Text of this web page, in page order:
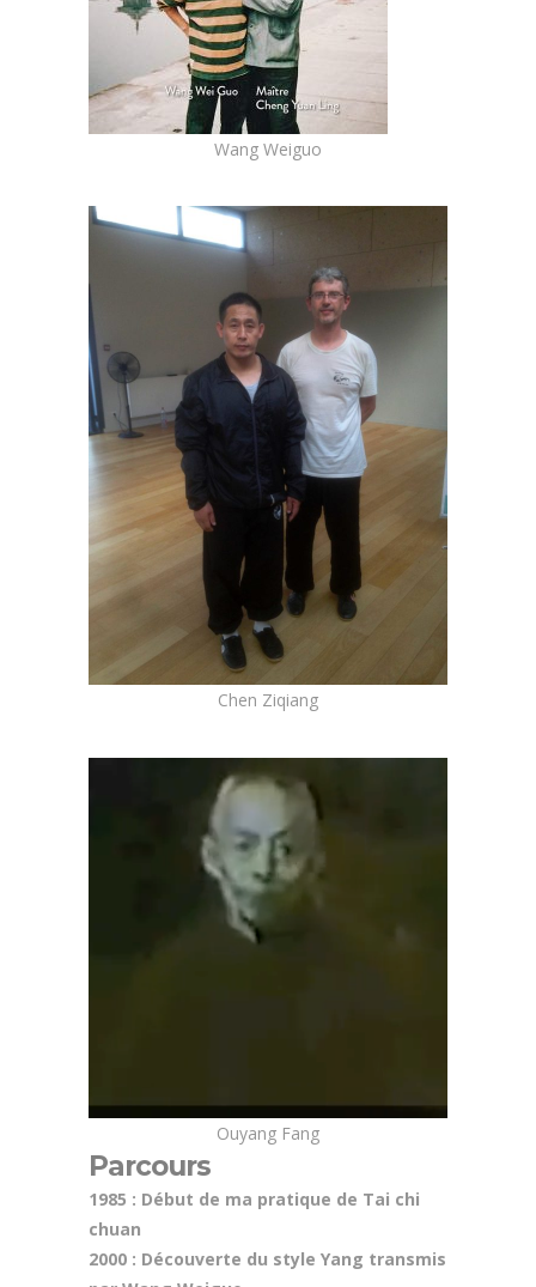
Wang Weiguo
Chen Ziqiang
Ouyang Fang
Parcours
1985 : Début de ma pratique de Tai chi
chuan
2000 : Découverte du style Yang transmis